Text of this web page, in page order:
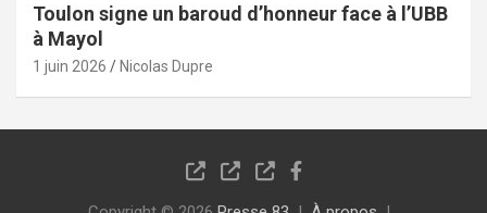
Toulon signe un baroud d’honneur face à l’UBB
à Mayol
1 juin 2026 Nicolas Dupre